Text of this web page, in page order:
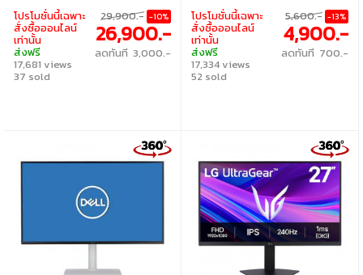
โปรโมชั่นนี้เฉพาะ
สั่งซื้อออนไลน์
เท่านั้น
ส่งฟรี
17,681 views
37 sold
29,900.- -10%
26,900.-
ลดทันที 3,000.-
โปรโมชั่นนี้เฉพาะ
สั่งซื้อออนไลน์
เท่านั้น
ส่งฟรี
17,334 views
52 sold
5,600.- -13%
4,900.-
ลดทันที 700.-